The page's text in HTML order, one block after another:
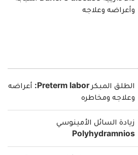
وأعراضه وعلاجه
الطلق المبكر Preterm labor: أعراضه
وعلاجه ومخاطره
زيادة السائل الأمينوسي
Polyhydramnios